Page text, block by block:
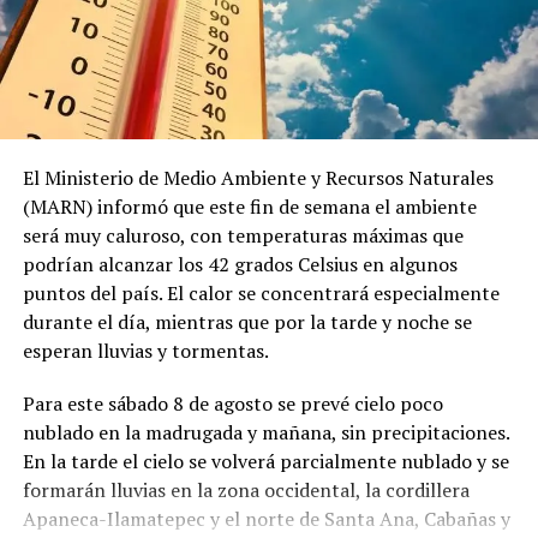
Un factor determinante es la presencia del presidente
en una comunicación constante con la población, esto
impacta en la percepción de los ciudadanos, ya que
sus actividades, su gabinete se ve trabajando y eso lo
percibe la población.
Me gusta esto:
El Ministerio de Medio Ambiente y Recursos Naturales
(MARN) informó que este fin de semana el ambiente
será muy caluroso, con temperaturas máximas que
podrían alcanzar los 42 grados Celsius en algunos
puntos del país. El calor se concentrará especialmente
durante el día, mientras que por la tarde y noche se
esperan lluvias y tormentas.
Para este sábado 8 de agosto se prevé cielo poco
nublado en la madrugada y mañana, sin precipitaciones.
En la tarde el cielo se volverá parcialmente nublado y se
formarán lluvias en la zona occidental, la cordillera
Apaneca-Ilamatepec y el norte de Santa Ana, Cabañas y